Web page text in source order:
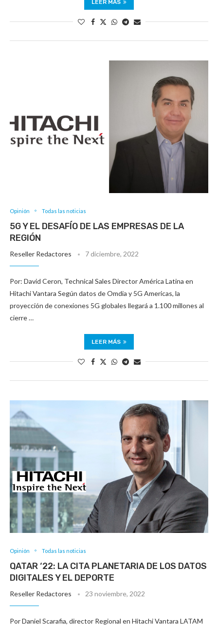
LEER MÁS
Opinión Todas las noticias
5G Y EL DESAFÍO DE LAS EMPRESAS DE LA
REGIÓN
Reseller Redactores 7 diciembre, 2022
Por: David Ceron, Technical Sales Director América Latina en
Hitachi Vantara Según datos de Omdia y 5G Americas, la
proyección de conexiones 5G globales llegará a 1.100 millones al
cierre …
LEER MÁS
Opinión Todas las noticias
QATAR ‘22: LA CITA PLANETARIA DE LOS DATOS
DIGITALES Y EL DEPORTE
Reseller Redactores 23 noviembre, 2022
Por Daniel Scarafia, director Regional en Hitachi Vantara LATAM